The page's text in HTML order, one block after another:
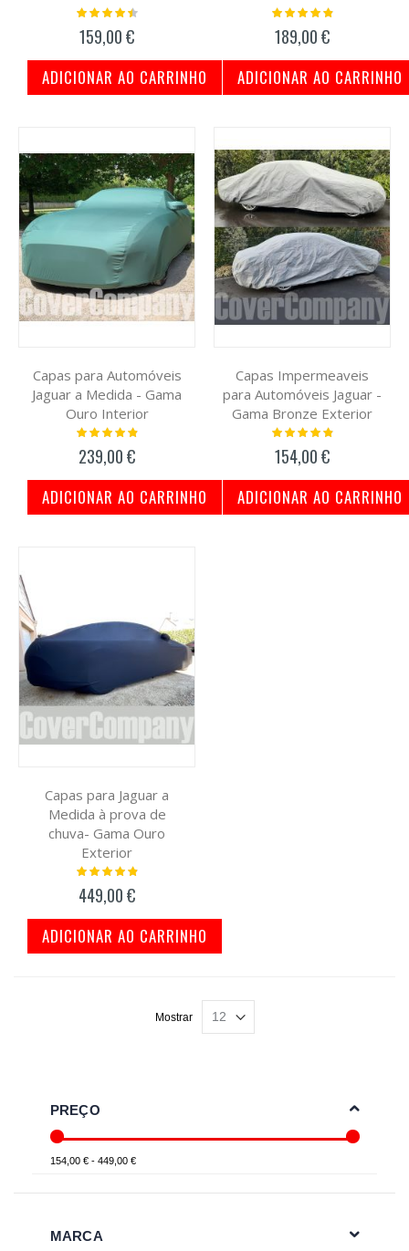
Classificação:
159,00 €
ADICIONAR AO CARRINHO
Classificação:
189,00 €
ADICIONAR AO CARRINHO
Capas para Automóveis
Jaguar a Medida - Gama
Ouro Interior
Classificação:
239,00 €
ADICIONAR AO CARRINHO
Capas Impermeaveis
para Automóveis Jaguar -
Gama Bronze Exterior
Classificação:
154,00 €
ADICIONAR AO CARRINHO
Capas para Jaguar a
Medida à prova de
chuva- Gama Ouro
Exterior
Classificação:
449,00 €
ADICIONAR AO CARRINHO
Mostrar
PREÇO
154,00 € - 449,00 €
MARCA